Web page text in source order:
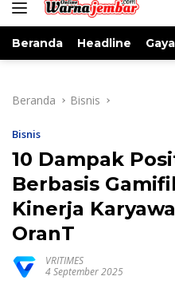
konten
Beranda Headline
Beranda Bisnis
Bisnis
10 Dampak
Berbasis
Kinerja
OranT
VRITIMES
4 September 2025